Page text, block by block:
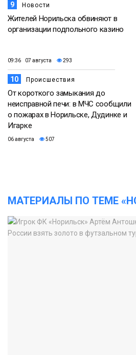
9 Новости
Жителей Норильска обвиняют в
организации подпольного казино
09:36 07 августа 293
10 Происшествия
От короткого замыкания до
неисправной печи: в МЧС сообщили
о пожарах в Норильске, Дудинке и
Игарке
06 августа 507
МАТЕРИАЛЫ ПО ТЕМЕ